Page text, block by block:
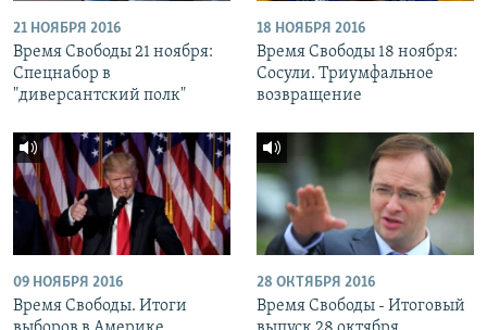
21 НОЯБРЯ 2016
Время Свободы 21 ноября:
Спецнабор в
"диверсантский полк"
18 НОЯБРЯ 2016
Время Свободы 18 ноября:
Сосули. Триумфальное
возвращение
09 НОЯБРЯ 2016
Время Свободы. Итоги
28 ОКТЯБРЯ 2016
Время Свободы - Итоговый